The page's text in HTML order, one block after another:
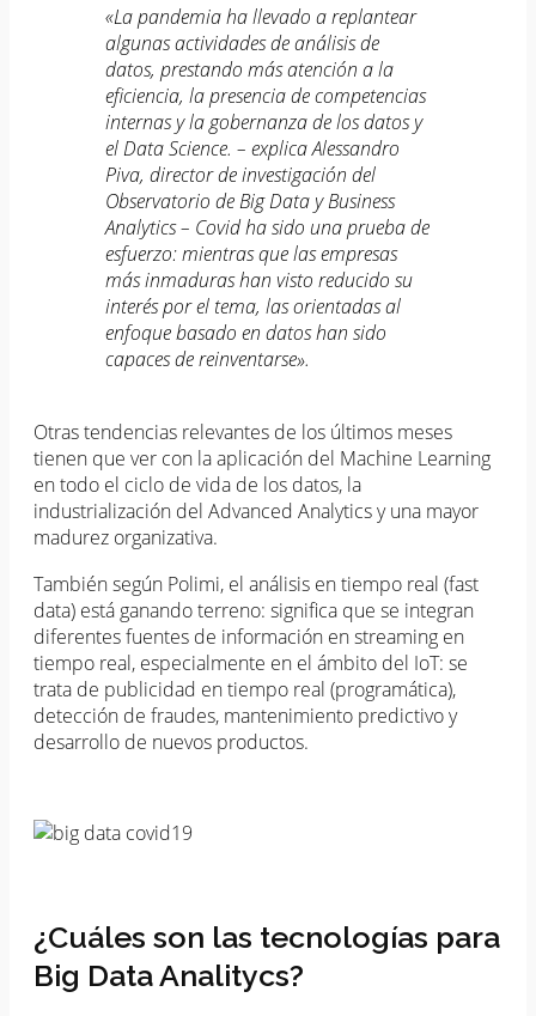
«La pandemia ha llevado a replantear
algunas actividades de análisis de
datos, prestando más atención a la
eficiencia, la presencia de competencias
internas y la gobernanza de los datos y
el Data Science. – explica Alessandro
Piva, director de investigación del
Observatorio de Big Data y Business
Analytics – Covid ha sido una prueba de
esfuerzo: mientras que las empresas
más inmaduras han visto reducido su
interés por el tema, las orientadas al
enfoque basado en datos han sido
capaces de reinventarse».
Otras tendencias relevantes de los últimos meses
tienen que ver con la aplicación del Machine Learning
en todo el ciclo de vida de los datos, la
industrialización del Advanced Analytics y una mayor
madurez organizativa.
También según Polimi, el análisis en tiempo real (fast
data) está ganando terreno: significa que se integran
diferentes fuentes de información en streaming en
tiempo real, especialmente en el ámbito del IoT: se
trata de publicidad en tiempo real (programática),
detección de fraudes, mantenimiento predictivo y
desarrollo de nuevos productos.
¿Cuáles son las tecnologías para
Big Data Analitycs?